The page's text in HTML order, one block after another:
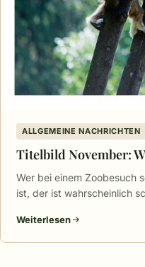
ALLGEMEINE NACHRICHTEN
Titelbild November:
Wer bei einem Zoobesuch
ist, der ist wahrscheinlich
Weiterlesen